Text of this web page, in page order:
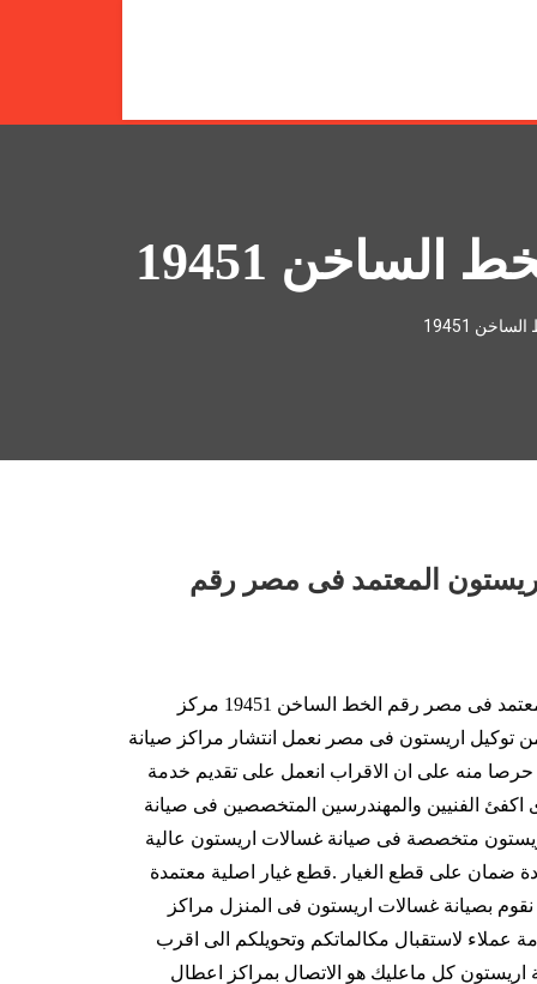
19451
19451
المعتمد فى مصر رقم
مركز صيانة غسالات اريستون المعتمد فى مصر رقم الخط الساخن 19451 مركز
توكيل اريستون فى مصر نعمل انتشار مراكز صيانة
منه على ان الاقراب انعمل على تقديم خدمة
الفنيين والمهندرسين المتخصصين فى صيانة
متخصصة فى صيانة غسالات اريستون عالية
ضمان على قطع الغيار .قطع غيار اصلية معتمدة
بصيانة غسالات اريستون فى المنزل مراكز
عملاء لاستقبال مكالماتكم وتحويلكم الى اقرب
كل ماعليك هو الاتصال بمراكز اعطال